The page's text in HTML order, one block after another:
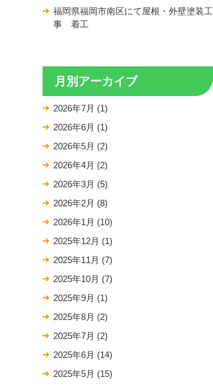
福岡県福岡市南区にて屋根・外壁塗装工
事 着工
月別アーカイブ
2026年7月 (1)
2026年6月 (1)
2026年5月 (2)
2026年4月 (2)
2026年3月 (5)
2026年2月 (8)
2026年1月 (10)
2025年12月 (1)
2025年11月 (7)
2025年10月 (7)
2025年9月 (1)
2025年8月 (2)
2025年7月 (2)
2025年6月 (14)
2025年5月 (15)